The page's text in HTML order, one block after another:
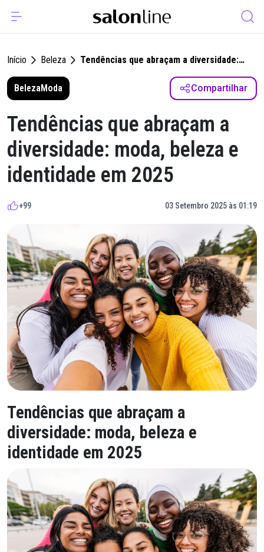
Início Beleza
Tendências que abraçam a diversidade:
moda, beleza e identidade em 2025
BelezaModa Compartilhar
Tendências que abraçam a
diversidade: moda, beleza e
identidade em 2025
+99 03 Setembro 2025 às 01:19
Tendências que abraçam a
diversidade: moda, beleza e
identidade em 2025